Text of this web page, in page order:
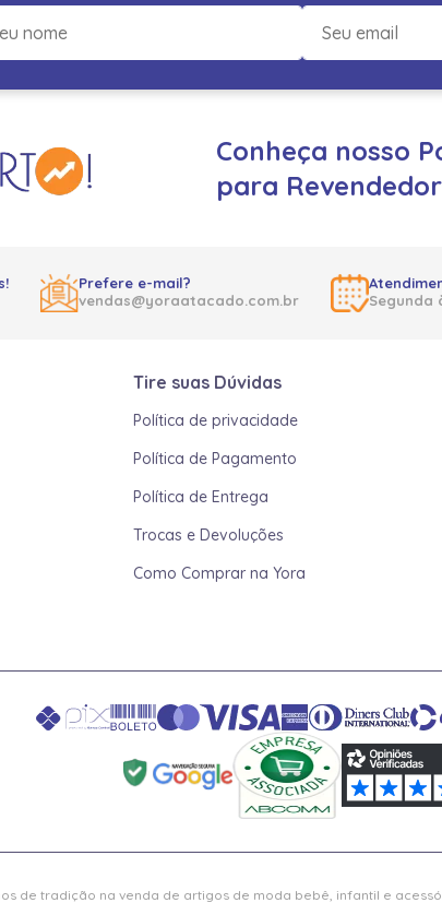
Conheça nosso
para
Prefere e-mail?
vendas@yoraatacado.com.br
Segunda
Tire suas Dúvidas
Política de privacidade
Política de Pagamento
Política de Entrega
Trocas e Devoluções
Como Comprar na Yora
de tradição na venda de artigos de moda bebê, infantil e